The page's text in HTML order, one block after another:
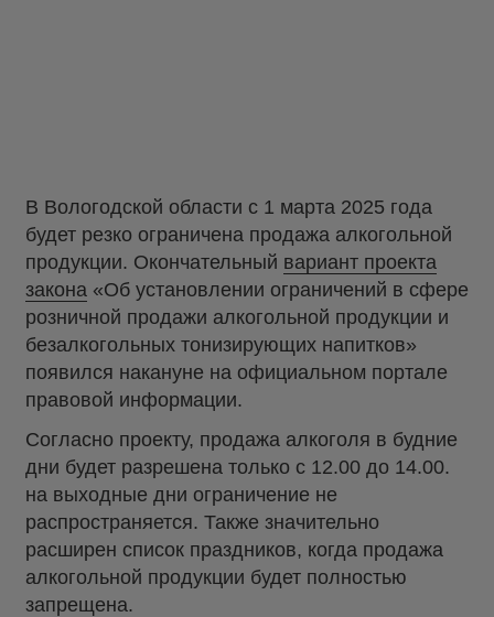
В Вологодской области с 1 марта 2025 года
будет резко ограничена продажа алкогольной
продукции. Окончательный вариант проекта
закона «Об установлении ограничений в сфере
розничной продажи алкогольной продукции и
безалкогольных тонизирующих напитков»
появился накануне на официальном портале
правовой информации.
Согласно проекту, продажа алкоголя в будние
дни будет разрешена только с 12.00 до 14.00.
на выходные дни ограничение не
распространяется. Также значительно
расширен список праздников, когда продажа
алкогольной продукции будет полностью
запрещена.